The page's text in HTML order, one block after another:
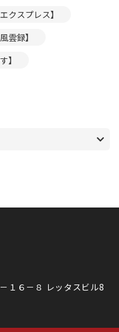
クスプレス】
雲録】
】
１６－８ レッタスビル8